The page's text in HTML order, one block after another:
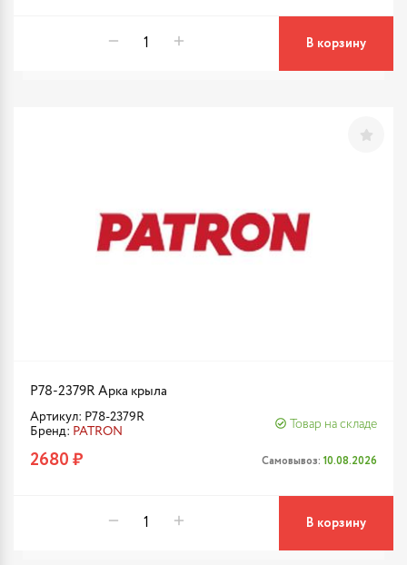
В корзину
P78-2379R Арка крыла
Артикул: P78-2379R
Бренд: PATRON
Товар на складе
2680 ₽ Самовывоз: 10.08.2026
В корзину